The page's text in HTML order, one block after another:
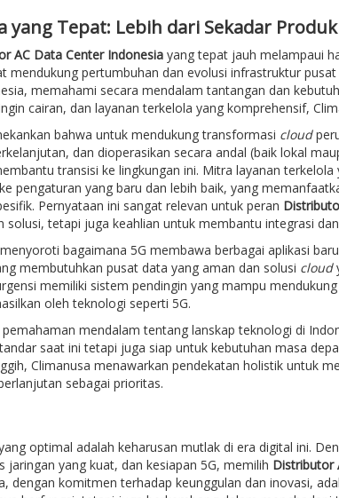
yang Tepat: Lebih dari Sekadar Produk
AC Data Center Indonesiayang tepat jauh melampaui
mendukung pertumbuhan dan evolusi infrastruktur
memahami secara mendalam tantangan dan
cairan, dan layanan terkelola yang komprehensif,
bahwa untuk mendukung transformasi cloud
dan dioperasikan secara andal (baik lokal
transisi ke lingkungan ini. Mitra layanan
pengaturan yang baru dan lebih baik, yang
Pernyataan ini sangat relevan untuk peran
solusi, tetapi juga keahlian untuk membantu integrasi
bagaimana 5G membawa berbagai aplikasi
membutuhkan pusat data yang aman dan solusi cloud
memiliki sistem pendingin yang mampu
oleh teknologi seperti 5G.
mendalam tentang lanskap teknologi di
saat ini tetapi juga siap untuk kebutuhan masa
Climanusa menawarkan pendekatan holistik untuk
sebagai prioritas.
optimal adalah keharusan mutlak di era digital ini.
jaringan yang kuat, dan kesiapan 5G, memilih Distributor
dengan komitmen terhadap keunggulan dan inovasi,